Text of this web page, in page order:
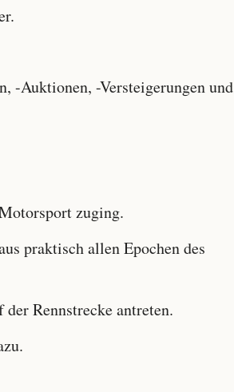
-Auktionen, -Versteigerungen und
zuging.
praktisch allen Epochen des
Rennstrecke antreten.